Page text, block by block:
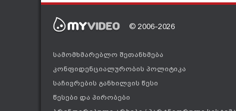
© 2006-2026
სამომხმარებლო შეთანხმება
კონფიდენციალურობის პოლიტიკა
საჩივრების განხილვის წესი
წესები და პირობები